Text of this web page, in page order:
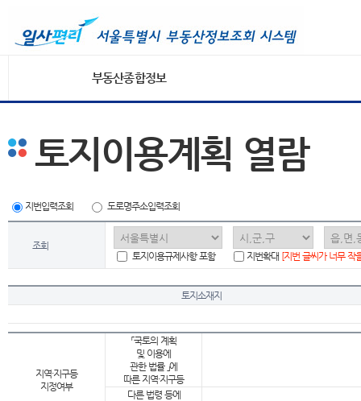
부동산종합정보
토지이용계획 열람
지번입력조회 도로명주소입력조회
조회
토지이용규제사항 포함
지번확대 [지번 글씨가 너무 작
토지소재지
지역·지구등
지정여부
「국토의 계획
및 이용에
관한 법률 」에
따른 지역·지구등
다른 법령 등에